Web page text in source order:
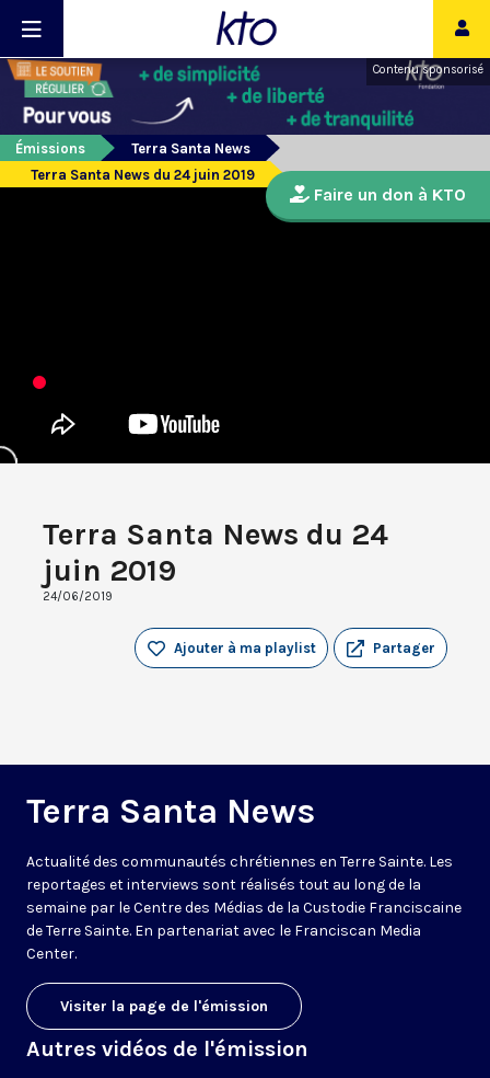
Contenu sponsorisé
Émissions
Terra Santa News
Terra Santa News du 24 juin 2019
Terra Santa News du 24
juin 2019
24/06/2019
Partager
Ajouter à ma playlist
Terra Santa News
Actualité des communautés chrétiennes en Terre Sainte. Les
reportages et interviews sont réalisés tout au long de la
semaine par le Centre des Médias de la Custodie Franciscaine
de Terre Sainte. En partenariat avec le Franciscan Media
Center.
Visiter la page de l'émission
Autres vidéos de l'émission
Faire un don à KTO